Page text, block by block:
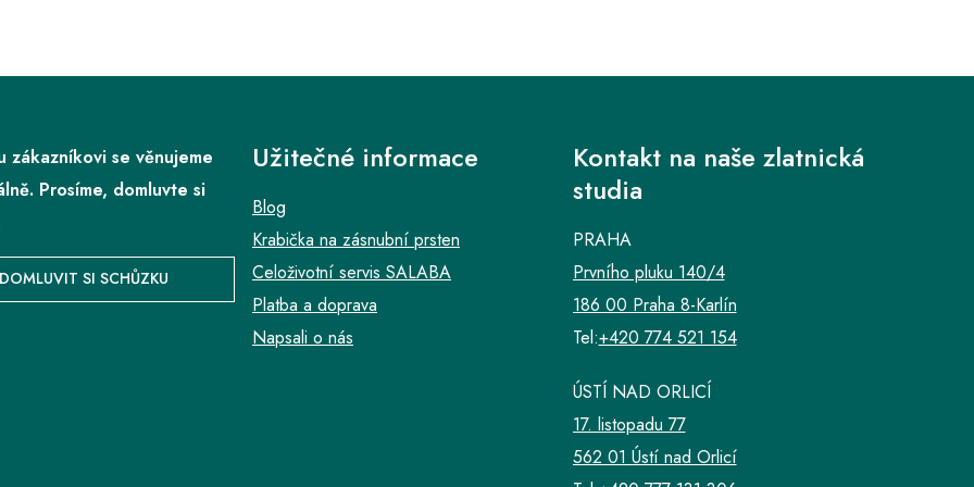
zákazníkovi se věnujeme
Prosíme, domluvte si
DOMLUVIT SI SCHŮZKU
Užitečné informace
Blog
Krabička na zásnubní prsten
Celoživotní servis SALABA
Platba a doprava
Napsali o nás
Kontakt na naše zlatnická
studia
PRAHA
Prvního pluku 140/4
186 00 Praha 8-Karlín
Tel:+420 774 521 154
ÚSTÍ NAD ORLICÍ
17. listopadu 77
562 01 Ústí nad Orlicí